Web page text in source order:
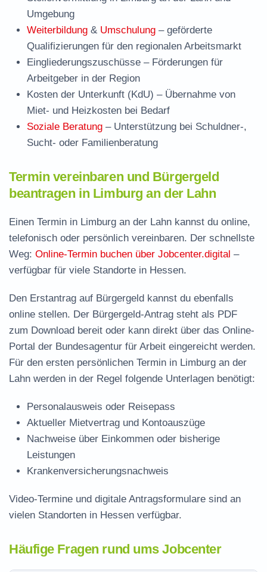
Umgebung
Weiterbildung & Umschulung – geförderte
Qualifizierungen für den regionalen Arbeitsmarkt
Eingliederungszuschüsse – Förderungen für
Arbeitgeber in der Region
Kosten der Unterkunft (KdU) – Übernahme von
Miet- und Heizkosten bei Bedarf
Soziale Beratung – Unterstützung bei Schuldner-,
Sucht- oder Familienberatung
Termin vereinbaren und Bürgergeld
beantragen in Limburg an der Lahn
Einen Termin in Limburg an der Lahn kannst du online,
telefonisch oder persönlich vereinbaren. Der schnellste
Weg: Online-Termin buchen über Jobcenter.digital –
verfügbar für viele Standorte in Hessen.
Den Erstantrag auf Bürgergeld kannst du ebenfalls
online stellen. Der Bürgergeld-Antrag steht als PDF
zum Download bereit oder kann direkt über das Online-
Portal der Bundesagentur für Arbeit eingereicht werden.
Für den ersten persönlichen Termin in Limburg an der
Lahn werden in der Regel folgende Unterlagen benötigt:
Personalausweis oder Reisepass
Aktueller Mietvertrag und Kontoauszüge
Nachweise über Einkommen oder bisherige
Leistungen
Krankenversicherungsnachweis
Video-Termine und digitale Antragsformulare sind an
vielen Standorten in Hessen verfügbar.
Häufige Fragen rund ums Jobcenter